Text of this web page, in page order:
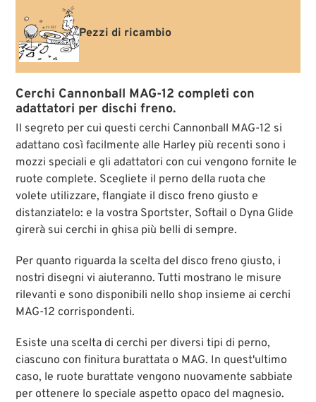
Pezzi di ricambio
Cerchi Cannonball MAG-12 completi con
adattatori per dischi freno.
Il segreto per cui questi cerchi Cannonball MAG-12 si
adattano così facilmente alle Harley più recenti sono i
mozzi speciali e gli adattatori con cui vengono fornite le
ruote complete. Scegliete il perno della ruota che
volete utilizzare, flangiate il disco freno giusto e
distanziatelo: e la vostra Sportster, Softail o Dyna Glide
girerà sui cerchi in ghisa più belli di sempre.
Per quanto riguarda la scelta del disco freno giusto, i
nostri disegni vi aiuteranno. Tutti mostrano le misure
rilevanti e sono disponibili nello shop insieme ai cerchi
MAG-12 corrispondenti.
Esiste una scelta di cerchi per diversi tipi di perno,
ciascuno con finitura burattata o MAG. In quest'ultimo
caso, le ruote burattate vengono nuovamente sabbiate
per ottenere lo speciale aspetto opaco del magnesio.